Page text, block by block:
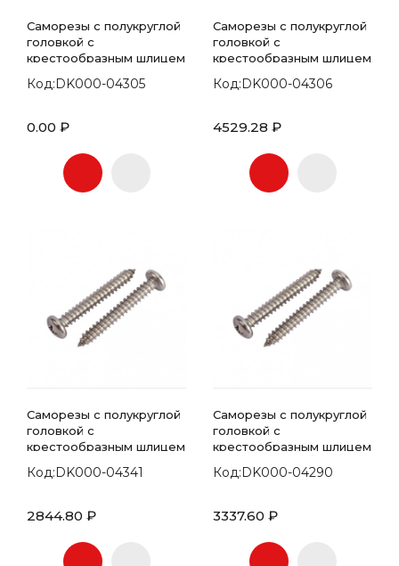
Саморезы с полукруглой
головкой с
крестообразным шлицем
Код:DK000-04305
0.00 ₽
Саморезы с полукруглой
головкой с
крестообразным шлицем
Код:DK000-04306
4529.28 ₽
Саморезы с полукруглой
головкой с
крестообразным шлицем
Код:DK000-04341
2844.80 ₽
Саморезы с полукруглой
головкой с
крестообразным шлицем
Код:DK000-04290
3337.60 ₽